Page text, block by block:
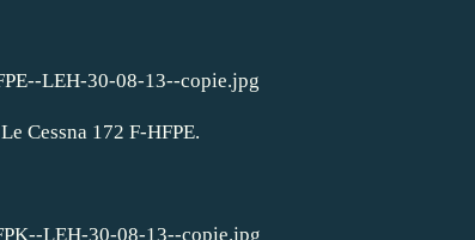
Le Cessna 172 F-HFPE.